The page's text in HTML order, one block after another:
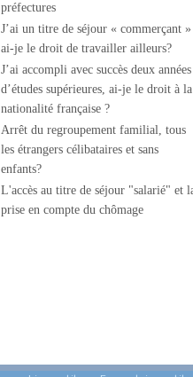
préfectures
J’ai un titre de séjour « commerçant »
ai-je le droit de travailler ailleurs?
J’ai accompli avec succès deux années
d’études supérieures, ai-je le droit à la
nationalité française ?
Arrêt du regroupement familial, tous
les étrangers célibataires et sans
enfants?
L'accès au titre de séjour "salarié" et
prise en compte du chômage